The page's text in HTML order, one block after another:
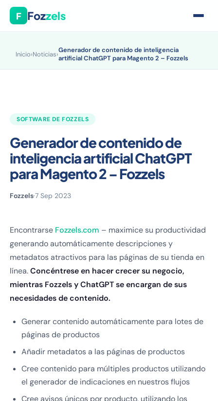
F Fozzels
Inicio›Noticias›Generador de contenido de inteligencia
artificial ChatGPT para Magento 2 – Fozzels
SOFTWARE DE FOZZELS
Generador de contenido de
inteligencia artificial ChatGPT
para Magento 2 – Fozzels
Fozzels·7 Sep 2023
Encontrarse Fozzels.com – maximice su productividad
generando automáticamente descripciones y
metadatos atractivos para las páginas de su tienda en
línea.Concéntrese en hacer crecer su negocio,
mientras Fozzels y ChatGPT se encargan de sus
necesidades de contenido.
Generar contenido automáticamente para lotes de
páginas de productos
Añadir metadatos a las páginas de productos
Cree contenido para múltiples productos utilizando
el generador de indicaciones en nuestros flujos
Cree avisos únicos por producto, utilizando los